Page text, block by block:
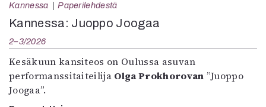
Kannessa Paperilehdestä
Kannessa: Juoppo Joogaa
2–3/2026
Kesäkuun kansiteos on Oulussa asuvan
performanssitaiteilija Olga Prokhorovan ”Juoppo
Joogaa”.